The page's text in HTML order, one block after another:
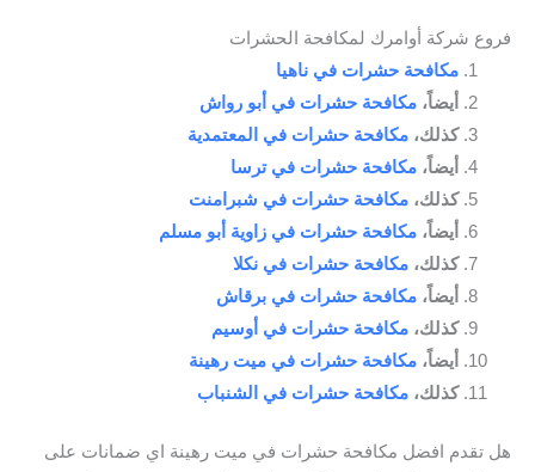
فروع شركة أوامرك لمكافحة الحشرات
مكافحة حشرات في ناهيا
أيضاً، مكافحة حشرات في أبو رواش
كذلك، مكافحة حشرات في المعتمدية
أيضاً، مكافحة حشرات في ترسا
كذلك، مكافحة حشرات في شبرامنت
أيضاً، مكافحة حشرات في زاوية أبو مسلم
كذلك، مكافحة حشرات في نكلا
أيضاً، مكافحة حشرات في برقاش
كذلك، مكافحة حشرات في أوسيم
أيضاً، مكافحة حشرات في ميت رهينة
كذلك، مكافحة حشرات في الشنباب
هل تقدم افضل مكافحة حشرات في ميت رهينة اي ضمانات على